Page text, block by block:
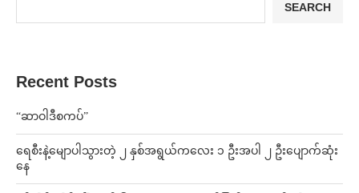
SEARCH
Recent Posts
“ဆာဝါဒီစကပ်”
ရေစီးနဲ့မျောပါသွားတဲ့ ၂ နှစ်အရွယ်ကလေး ၁ ဦးအပါ ၂ ဦးပျောက်ဆုံး
နေ